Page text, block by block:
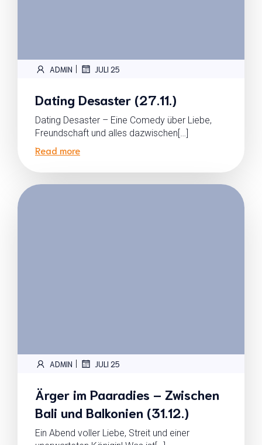
ADMIN | JULI 25
Dating Desaster (27.11.)
Dating Desaster – Eine Comedy über Liebe,
Freundschaft und alles dazwischen[…]
Read more
ADMIN | JULI 25
Ärger im Paaradies – Zwischen
Bali und Balkonien (31.12.)
Ein Abend voller Liebe, Streit und einer